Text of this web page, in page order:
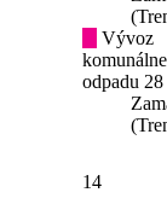
Vývoz
odpadu
14